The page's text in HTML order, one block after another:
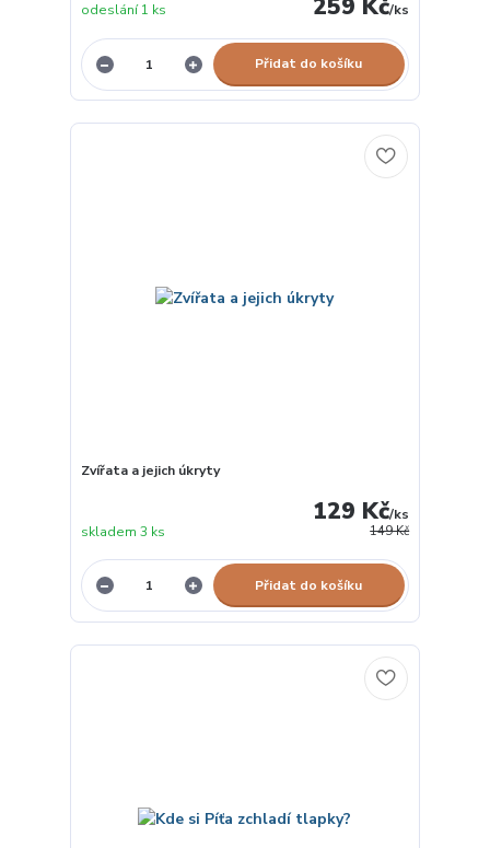
259 Kč/ks
odeslání 1 ks
Přidat do košíku
Zvířata a jejich úkryty
149 Kč
129 Kč/ks
skladem 3 ks
Přidat do košíku